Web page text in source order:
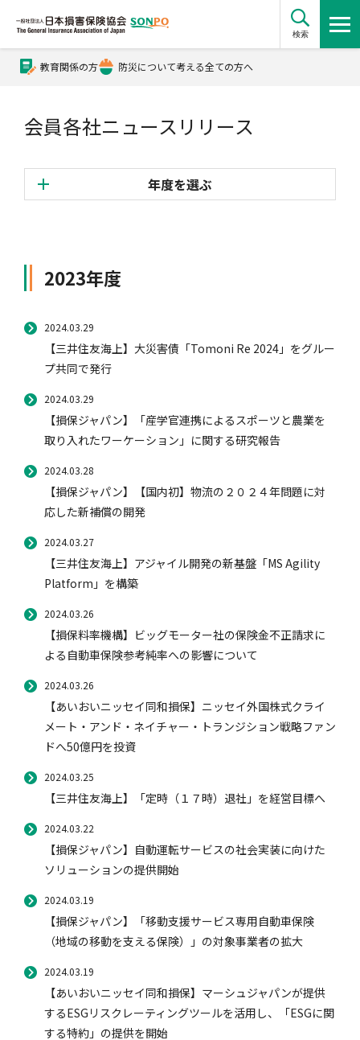
検索
公式Xアカウント
公式YouTubeチャンネル
損害保険とは？
損害保険とは？トップ
自賠責保険
自動車保険
火災保険
傷害保険
医療・介護保険
個人賠償責任保険
風水雪災等による損害を補償する損害保険
ペット保険
協会の活動・概要
協会の活動・概要トップ
協会の活動
協会概要
規範、方針、指針・基準、ガイドライン等
採用情報
所在地（本部・支部）
損害保険お役立ち情報
会員会社情報
会員会社情報トップ
損害保険会社の概況
お客様の声を受けた取り組み
保険金の支払状況（第三分野）
会員会社等一覧
試験・研修
試験・研修トップ
「損害保険登録鑑定人」認定試験
アジャスター試験
医療研修
交通事故医療研究助成
統計・刊行物・報告書
刊行物・報告書
お知らせトップ
最新情報
協会ニュースリリース
会員各社ニュースリリース
協会からのお知らせ
協会各地の活動
相談・通報等窓口
相談・通報等窓口トップ
損害保険の相談窓口
自然災害損保契約のご照会
他の紛争解決機関等
通報等窓口
English
教育関係の方 防災について考える全ての方へ
会員各社ニュースリリース
年度を選ぶ
2024年度
2022年度
2021年度
2020年度
2019年度
2023年度
2024.03.29
【三井住友海上】大災害債「Tomoni Re 2024」をグルー
プ共同で発行
2024.03.29
【損保ジャパン】「産学官連携によるスポーツと農業を
取り入れたワーケーション」に関する研究報告
2024.03.28
【損保ジャパン】【国内初】物流の２０２４年問題に対
応した新補償の開発
2024.03.27
【三井住友海上】アジャイル開発の新基盤「MS Agility
Platform」を構築
2024.03.26
【損保料率機構】ビッグモーター社の保険金不正請求に
よる自動車保険参考純率への影響について
2024.03.26
【あいおいニッセイ同和損保】ニッセイ外国株式クライ
メート・アンド・ネイチャー・トランジション戦略ファン
ドへ50億円を投資
2024.03.25
【三井住友海上】「定時（１７時）退社」を経営目標へ
2024.03.22
【損保ジャパン】自動運転サービスの社会実装に向けた
ソリューションの提供開始
2024.03.19
【損保ジャパン】「移動支援サービス専用自動車保険
（地域の移動を支える保険）」の対象事業者の拡大
2024.03.19
【あいおいニッセイ同和損保】マーシュジャパンが提供
するESGリスクレーティングツールを活用し、「ESGに関
する特約」の提供を開始